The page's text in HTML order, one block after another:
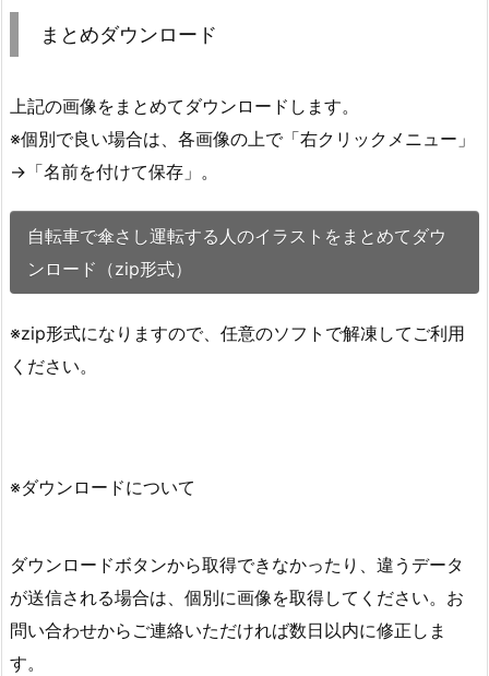
まとめダウンロード
上記の画像をまとめてダウンロードします。
※個別で良い場合は、各画像の上で「右クリックメニュー」
→「名前を付けて保存」。
自転車で傘さし運転する人のイラストをまとめてダウ
ンロード（zip形式）
※zip形式になりますので、任意のソフトで解凍してご利用
ください。
※ダウンロードについて
ダウンロードボタンから取得できなかったり、違うデータ
が送信される場合は、個別に画像を取得してください。お
問い合わせからご連絡いただければ数日以内に修正しま
す。